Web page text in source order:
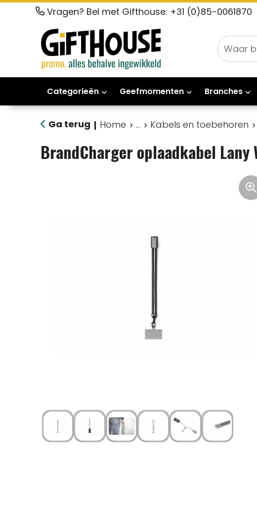
Vragen? Bel met Gifthouse: +31 (0)85-0061870
Categorieën Geefmomenten Branches
Ga terug | Home ... Kabels en toebehoren
BrandCharger oplaadkabel Lany